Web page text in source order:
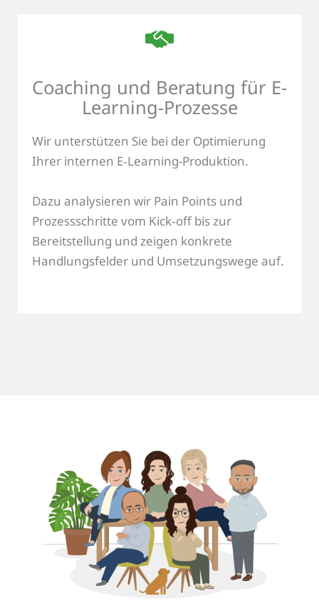
Coaching und Beratung für E-
Learning-Prozesse
Wir unterstützen Sie bei der Optimierung
Ihrer internen E‑Learning-Produktion.
Dazu analysieren wir Pain Points und
Prozessschritte vom Kick‑off bis zur
Bereitstellung und zeigen konkrete
Handlungsfelder und Umsetzungswege auf.